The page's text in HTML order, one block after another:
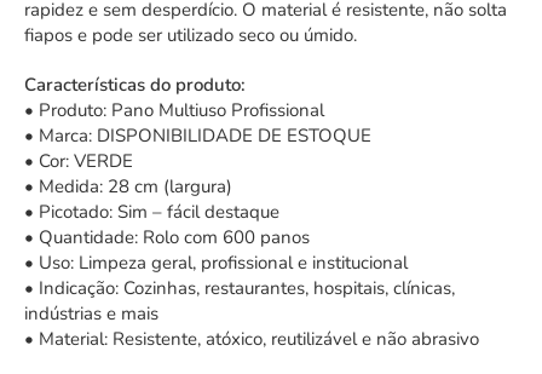
rapidez e sem desperdício. O material é resistente, não solta
fiapos e pode ser utilizado seco ou úmido.
Características do produto:
• Produto: Pano Multiuso Profissional
• Marca: DISPONIBILIDADE DE ESTOQUE
• Cor: VERDE
• Medida: 28 cm (largura)
• Picotado: Sim – fácil destaque
• Quantidade: Rolo com 600 panos
• Uso: Limpeza geral, profissional e institucional
• Indicação: Cozinhas, restaurantes, hospitais, clínicas,
indústrias e mais
• Material: Resistente, atóxico, reutilizável e não abrasivo